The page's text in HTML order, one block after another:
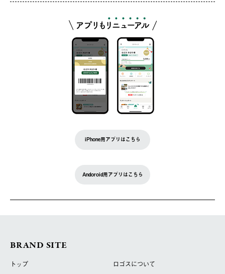
iPhone用アプリはこちら
Andoroid用アプリはこちら
BRAND SITE
トップ
ロゴスについて